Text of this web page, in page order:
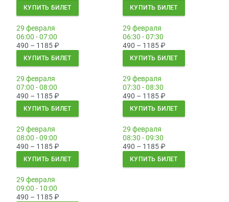
КУПИТЬ БИЛЕТ КУПИТЬ БИЛЕТ
29 февраля
06:00 - 07:00
490 – 1185₽
КУПИТЬ БИЛЕТ
29 февраля
06:30 - 07:30
490 – 1185₽
КУПИТЬ БИЛЕТ
29 февраля
07:00 - 08:00
490 – 1185₽
КУПИТЬ БИЛЕТ
29 февраля
07:30 - 08:30
490 – 1185₽
КУПИТЬ БИЛЕТ
29 февраля
08:00 - 09:00
490 – 1185₽
КУПИТЬ БИЛЕТ
29 февраля
08:30 - 09:30
490 – 1185₽
КУПИТЬ БИЛЕТ
29 февраля
09:00 - 10:00
490 – 1185₽